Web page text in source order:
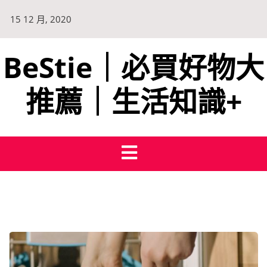
15 12 月, 2020
BeStie｜必買好物大
推薦｜生活知識+